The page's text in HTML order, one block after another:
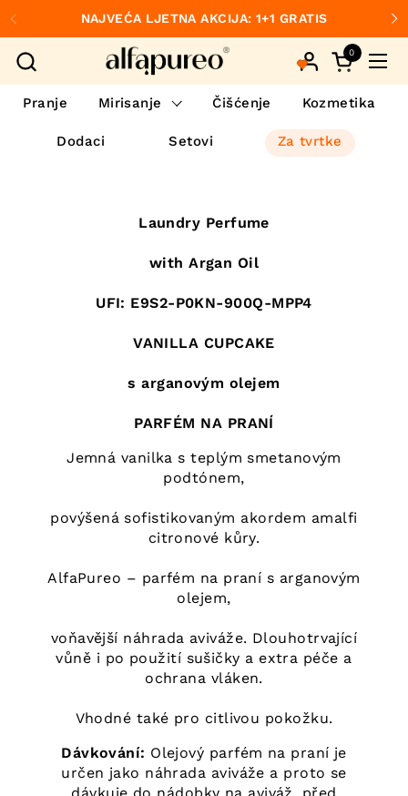
Preskoči na sadržaj
Prethodno
NAJVEĆA LJETNA AKCIJA: 1+1 GRATIS
Otvori
0
Pranje Mirisanje Čišćenje Kozmetika
Dodaci Setovi Za tvrtke
Laundry Perfume
with Argan Oil
UFI: E9S2-P0KN-900Q-MPP4
VANILLA CUPCAKE
s arganovým olejem
PARFÉM NA PRANÍ
Jemná vanilka s teplým smetanovým
podtónem,
povýšená sofistikovaným akordem amalfi
citronové kůry.
AlfaPureo – parfém na praní s arganovým
olejem,
voňavější náhrada aviváže. Dlouhotrvající
vůně i po použití sušičky a extra péče a
ochrana vláken.
Vhodné také pro citlivou pokožku.
Dávkování: Olejový parfém na praní je
určen jako náhrada aviváže a proto se